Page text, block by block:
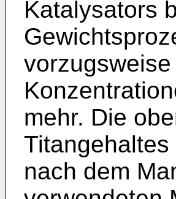
Katalysators
mehr. Die
nach dem